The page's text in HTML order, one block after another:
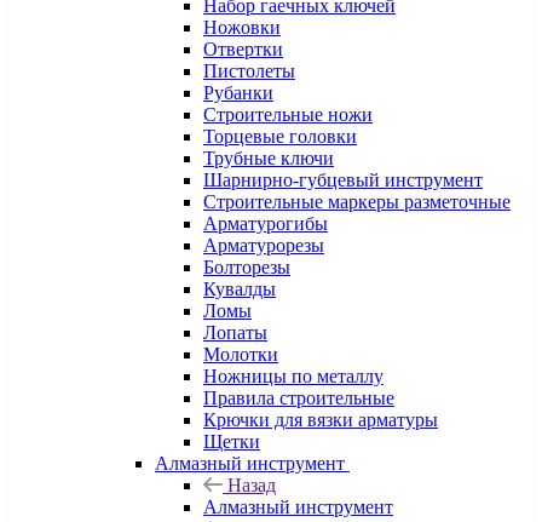
Набор гаечных ключей
Ножовки
Отвертки
Пистолеты
Рубанки
Строительные ножи
Торцевые головки
Трубные ключи
Шарнирно-губцевый инструмент
Строительные маркеры разметочные
Арматурогибы
Арматурорезы
Болторезы
Кувалды
Ломы
Лопаты
Молотки
Ножницы по металлу
Правила строительные
Крючки для вязки арматуры
Щетки
Алмазный инструмент
Назад
Алмазный инструмент